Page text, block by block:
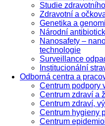
Studie
Zdravotní a
Genetika a
Národní
Nanosafety –
technologie
Surveillance
Institucionální
Odborná centra a
Centrum podpory
Centrum zdraví a
Centrum zdraví,
Centrum hygieny
Centrum